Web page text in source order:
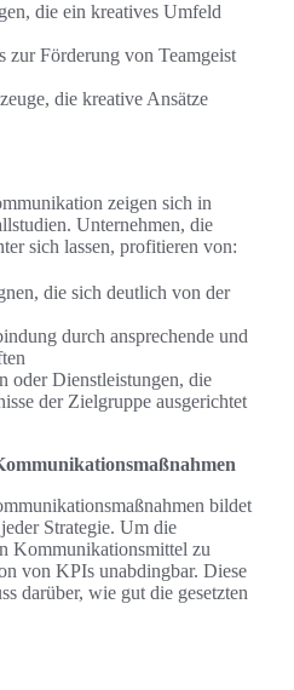
die ein kreatives Umfeld
zur Förderung von Teamgeist
die kreative Ansätze
zeigen sich in
Unternehmen, die
sich lassen, profitieren von:
die sich deutlich von der
durch ansprechende und
oder Dienstleistungen, die
der Zielgruppe ausgerichtet
bildet
Strategie. Um die
Kommunikationsmittel zu
von KPIs unabdingbar. Diese
darüber, wie gut die gesetzten